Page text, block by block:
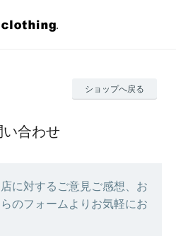
ショップへ戻る
い合わせ
に対するご意見ご感想、お
のフォームよりお気軽にお